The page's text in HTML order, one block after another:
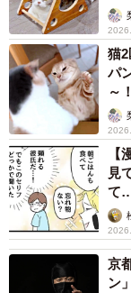
――今回思わぬと
た。その時の風景
ねぎ子さん：のど
急にマンモスが現
――マンモスを見
ねぎ子さん：まさ
ってなかったので
ートだと教えて
猫
パ
～
【
見
て
京
ン